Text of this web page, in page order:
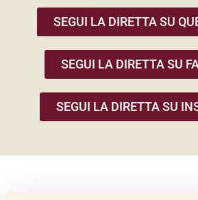
SEGUI LA DIRETTA SU
SEGUI LA DIRETTA SU
SEGUI LA DIRETTA SU